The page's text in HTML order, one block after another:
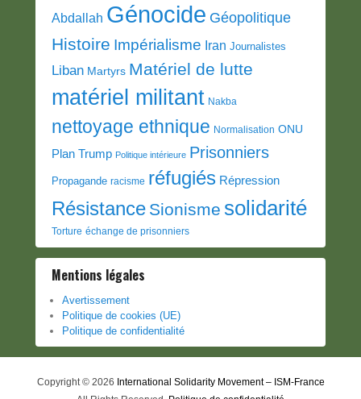
Abdallah Génocide Géopolitique
Histoire Impérialisme Iran Journalistes
Liban Martyrs Matériel de lutte
matériel militant Nakba
nettoyage ethnique Normalisation ONU
Plan Trump Politique intérieure Prisonniers
Propagande racisme réfugiés Répression
Résistance Sionisme solidarité
Torture échange de prisonniers
Mentions légales
Avertissement
Politique de cookies (UE)
Politique de confidentialité
Copyright © 2026 International Solidarity Movement – ISM-France